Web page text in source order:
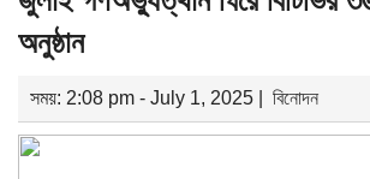
অনুষ্ঠান
সময়: 2:08 pm - July 1, 2025 | বিনোদন